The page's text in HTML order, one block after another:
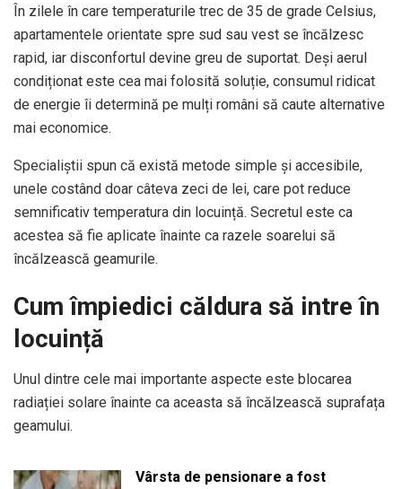
În zilele în care temperaturile trec de 35 de grade Celsius,
apartamentele orientate spre sud sau vest se încălzesc
rapid, iar disconfortul devine greu de suportat. Deși aerul
condiționat este cea mai folosită soluție, consumul ridicat
de energie îi determină pe mulți români să caute alternative
mai economice.
Specialiștii spun că există metode simple și accesibile,
unele costând doar câteva zeci de lei, care pot reduce
semnificativ temperatura din locuință. Secretul este ca
acestea să fie aplicate înainte ca razele soarelui să
încălzească geamurile.
Cum împiedici căldura să intre în
locuință
Unul dintre cele mai importante aspecte este blocarea
radiației solare înainte ca aceasta să încălzească suprafața
geamului.
Vârsta de pensionare a fost